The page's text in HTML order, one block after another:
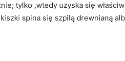
tylko ,wtedy uzyska się
spina się szpilą drewnianą